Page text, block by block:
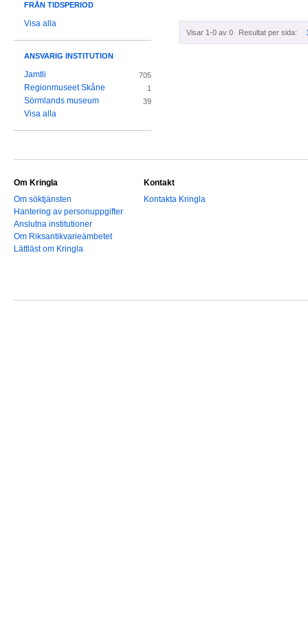
Visar 1-0 av 0 Resultat per sida:
FRÅN TIDSPERIOD
Visa alla
ANSVARIG INSTITUTION
Jamtli 705
Regionmuseet Skåne 1
Sörmlands museum 39
Visa alla
Om Kringla
Om söktjänsten
Hantering av personuppgifter
Anslutna institutioner
Om Riksantikvarieämbetet
Lättläst om Kringla
Kontakt
Kontakta Kringla